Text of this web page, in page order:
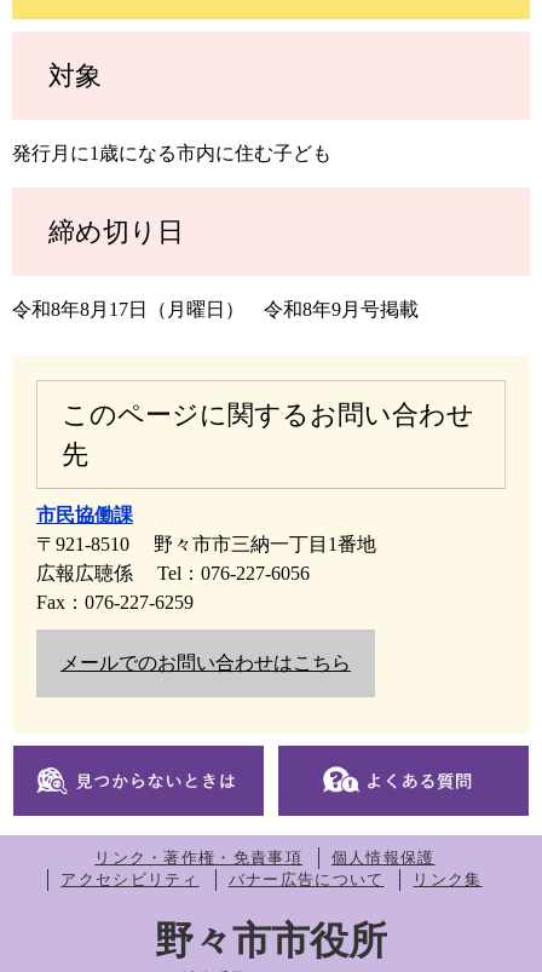
対象
発行月に1歳になる市内に住む子ども
締め切り日
令和8年8月17日（月曜日） 令和8年9月号掲載
このページに関するお問い合わせ
先
市民協働課
〒921-8510
野々市市三納一丁目1番地
広報広聴係
Tel：076-227-6056
Fax：076-227-6259
メールでのお問い合わせはこちら
リンク・著作権・免責事項
個人情報保護
アクセシビリティ
バナー広告について リンク集
野々市市役所